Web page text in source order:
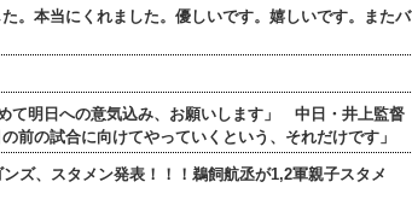
。本当にくれました。優しいです。嬉しいです。またバ
て明日への意気込み、お願いします」 中日・井上監督
前の試合に向けてやっていくという、それだけです」
、スタメン発表！！！鵜飼航丞が1,2軍親子スタメ